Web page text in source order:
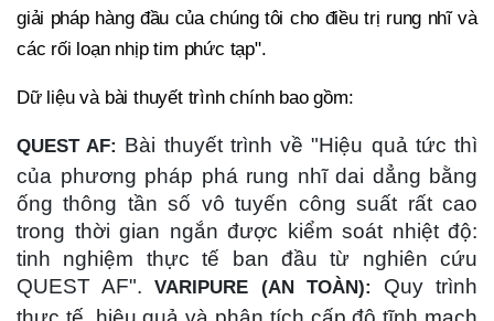
giải pháp hàng đầu của chúng tôi cho điều trị rung nhĩ và
các rối loạn nhịp tim phức tạp".
Dữ liệu và bài thuyết trình chính bao gồm:
QUEST AF: Bài thuyết trình về "Hiệu quả tức thì
của phương pháp phá rung nhĩ dai dẳng bằng
ống thông tần số vô tuyến công suất rất cao
trong thời gian ngắn được kiểm soát nhiệt độ:
tinh nghiệm thực tế ban đầu từ nghiên cứu
QUEST AF".VARIPURE (AN TOÀN):
Quy trình